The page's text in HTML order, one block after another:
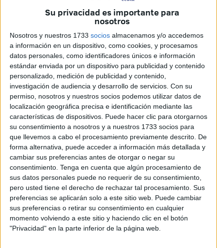
Su privacidad es importante para
nosotros
Nosotros y nuestros 1733 socios almacenamos y/o accedemos
a información en un dispositivo, como cookies, y procesamos
datos personales, como identificadores únicos e información
estándar enviada por un dispositivo para publicidad y contenido
personalizado, medición de publicidad y contenido,
investigación de audiencia y desarrollo de servicios. Con su
permiso, nosotros y nuestros socios podemos utilizar datos de
localización geográfica precisa e identificación mediante las
características de dispositivos. Puede hacer clic para otorgarnos
su consentimiento a nosotros y a nuestros 1733 socios para
que llevemos a cabo el procesamiento previamente descrito. De
forma alternativa, puede acceder a información más detallada y
cambiar sus preferencias antes de otorgar o negar su
consentimiento. Tenga en cuenta que algún procesamiento de
sus datos personales puede no requerir de su consentimiento,
pero usted tiene el derecho de rechazar tal procesamiento. Sus
preferencias se aplicarán solo a este sitio web. Puede cambiar
sus preferencias o retirar su consentimiento en cualquier
momento volviendo a este sitio y haciendo clic en el botón
"Privacidad" en la parte inferior de la página web.
Imágenes de archivo
LaGuardia Civil celebra con varios actos en Ceuta la
Patrona de la Benemérita, la Virgen del Pilar. La
Comandancia ha dado a conocer todos los actos que
marcan esta agenda oficial en la que tiene cabida en
buena parte todo tipo de deportes.
Así, del 2 al 7 de octubre se desarrollará laSemana
Náutica Virgen del Pilar en la que se han incluido
jornadas de formación en buceo técnico así como la
celebración de la XXII Copa de Su Majestad el Rey de
pesca de altura, que comenzará en este caso el 5 de
octubre. Será el sábado 7 cuando se celebre la XIII Liga
Interclub del Estrecho.
Para poder participar en estos eventos hay que inscribirse
en el Real Club Náutico CAS, al teléfono 626110774 o